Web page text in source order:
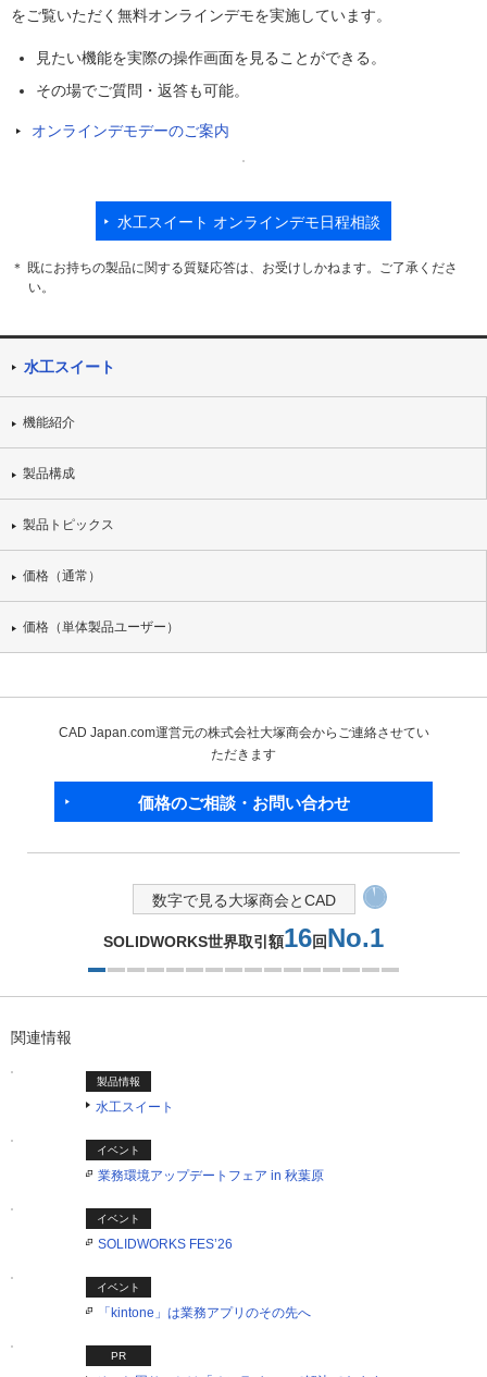
をご覧いただく無料オンラインデモを実施しています。
見たい機能を実際の操作画面を見ることができる。
その場でご質問・返答も可能。
オンラインデモデーのご案内
水工スイート オンラインデモ日程相談
＊ 既にお持ちの製品に関する質疑応答は、お受けしかねます。ご了承くださ
い。
水工スイート
機能紹介
製品構成
製品トピックス
価格（通常）
価格（単体製品ユーザー）
CAD Japan.com運営元の株式会社大塚商会からご連絡させてい
ただきます
価格のご相談・お問い合わせ
数字で見る大塚商会とCAD
CADソリューションサポートスタッフ約230
関連情報
製品情報
水工スイート
イベント
業務環境アップデートフェア in 秋葉原
イベント
SOLIDWORKS FES’26
イベント
「kintone」は業務アプリのその先へ
PR